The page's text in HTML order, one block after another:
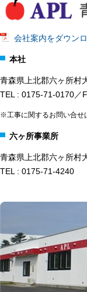
会社案内をダウン
本社
青森県上北郡六ヶ所村
TEL : 0175-71-0170／
※工事に関するお問い合せ
六ヶ所事業所
青森県上北郡六ヶ所村
TEL : 0175-71-4240